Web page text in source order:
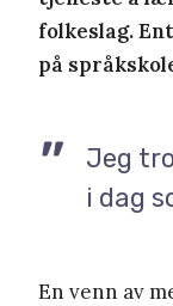
folkeslag.
på
Jeg
i dag
En venn av